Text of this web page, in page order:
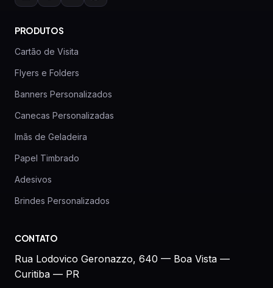
PRODUTOS
Cartão de Visita
Flyers e Folders
Banners Personalizados
Canecas Personalizadas
Imãs de Geladeira
Papel Timbrado
Adesivos
Brindes Personalizados
CONTATO
Rua Lodovico Geronazzo, 640 — Boa Vista —
Curitiba — PR